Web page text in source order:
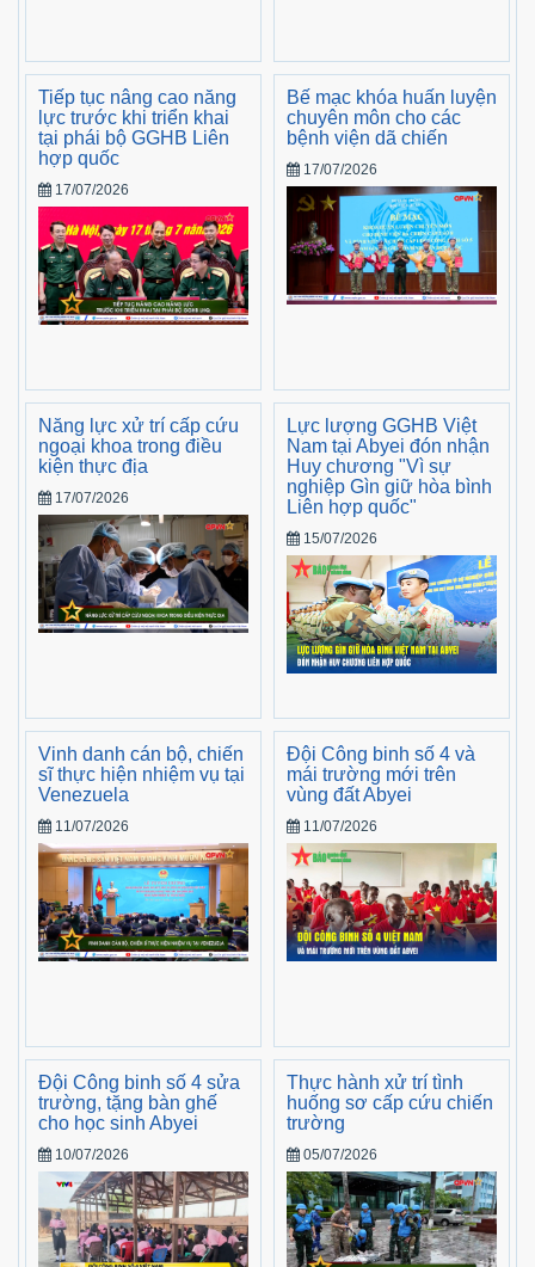
Tiếp tục nâng cao năng
lực trước khi triển khai
tại phái bộ GGHB Liên
hợp quốc
17/07/2026
Bế mạc khóa huấn luyện
chuyên môn cho các
bệnh viện dã chiến
17/07/2026
Năng lực xử trí cấp cứu
ngoại khoa trong điều
kiện thực địa
17/07/2026
Lực lượng GGHB Việt
Nam tại Abyei đón nhận
Huy chương "Vì sự
nghiệp Gìn giữ hòa bình
Liên hợp quốc"
15/07/2026
Vinh danh cán bộ, chiến
sĩ thực hiện nhiệm vụ tại
Venezuela
11/07/2026
Đội Công binh số 4 và
mái trường mới trên
vùng đất Abyei
11/07/2026
Đội Công binh số 4 sửa
trường, tặng bàn ghế
cho học sinh Abyei
10/07/2026
Thực hành xử trí tình
huống sơ cấp cứu chiến
trường
05/07/2026